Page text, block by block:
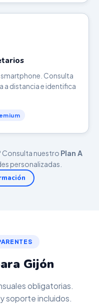
Consulta
a distancia e identifica
Consulta nuestro Plan A
personalizadas.
Gijón
obligatorias.
soporte incluidos.